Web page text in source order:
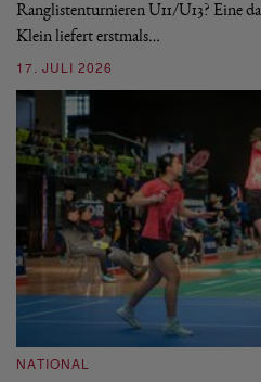
Ranglistenturnieren U11/U13? Eine
Klein liefert erstmals…
17. JULI 2026
NATIONAL